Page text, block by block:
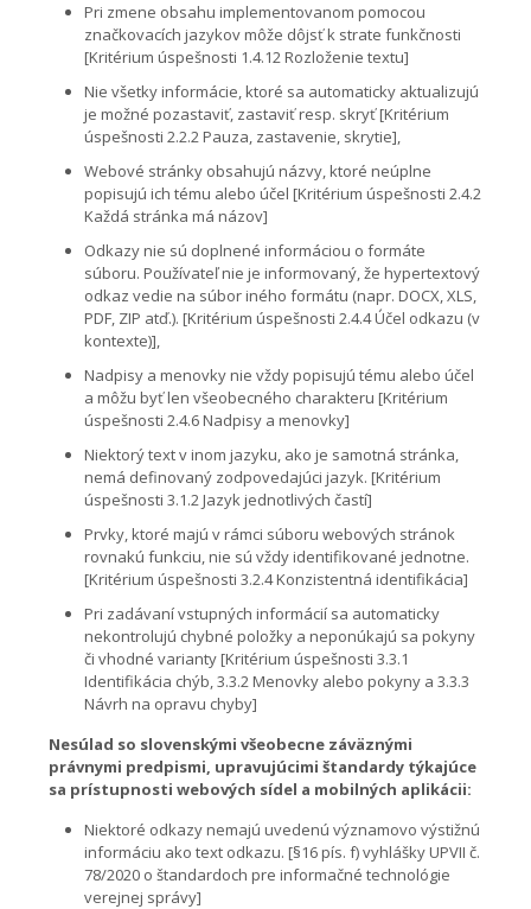
Pri zmene obsahu implementovanom pomocou
značkovacích jazykov môže dôjsť k strate funkčnosti
[Kritérium úspešnosti 1.4.12 Rozloženie textu]
Nie všetky informácie, ktoré sa automaticky aktualizujú
je možné pozastaviť, zastaviť resp. skryť [Kritérium
úspešnosti 2.2.2 Pauza, zastavenie, skrytie],
Webové stránky obsahujú názvy, ktoré neúplne
popisujú ich tému alebo účel [Kritérium úspešnosti 2.4.2
Každá stránka má názov]
Odkazy nie sú doplnené informáciou o formáte
súboru. Používateľ nie je informovaný, že hypertextový
odkaz vedie na súbor iného formátu (napr. DOCX, XLS,
PDF, ZIP atď.). [Kritérium úspešnosti 2.4.4 Účel odkazu (v
kontexte)],
Nadpisy a menovky nie vždy popisujú tému alebo účel
a môžu byť len všeobecného charakteru [Kritérium
úspešnosti 2.4.6 Nadpisy a menovky]
Niektorý text v inom jazyku, ako je samotná stránka,
nemá definovaný zodpovedajúci jazyk. [Kritérium
úspešnosti 3.1.2 Jazyk jednotlivých častí]
Prvky, ktoré majú v rámci súboru webových stránok
rovnakú funkciu, nie sú vždy identifikované jednotne.
[Kritérium úspešnosti 3.2.4 Konzistentná identifikácia]
Pri zadávaní vstupných informácií sa automaticky
nekontrolujú chybné položky a neponúkajú sa pokyny
či vhodné varianty [Kritérium úspešnosti 3.3.1
Identifikácia chýb, 3.3.2 Menovky alebo pokyny a 3.3.3
Návrh na opravu chyby]
Nesúlad so slovenskými všeobecne záväznými
právnymi predpismi, upravujúcimi štandardy týkajúce
sa prístupnosti webových sídel a mobilných aplikácii:
Niektoré odkazy nemajú uvedenú významovo výstižnú
informáciu ako text odkazu. [§16 pís. f) vyhlášky UPVII č.
78/2020 o štandardoch pre informačné technológie
verejnej správy]